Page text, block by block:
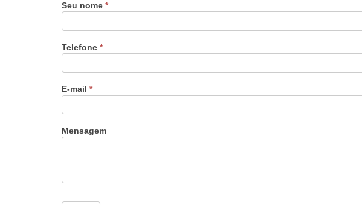
Seu nome *
Telefone *
E-mail *
Mensagem